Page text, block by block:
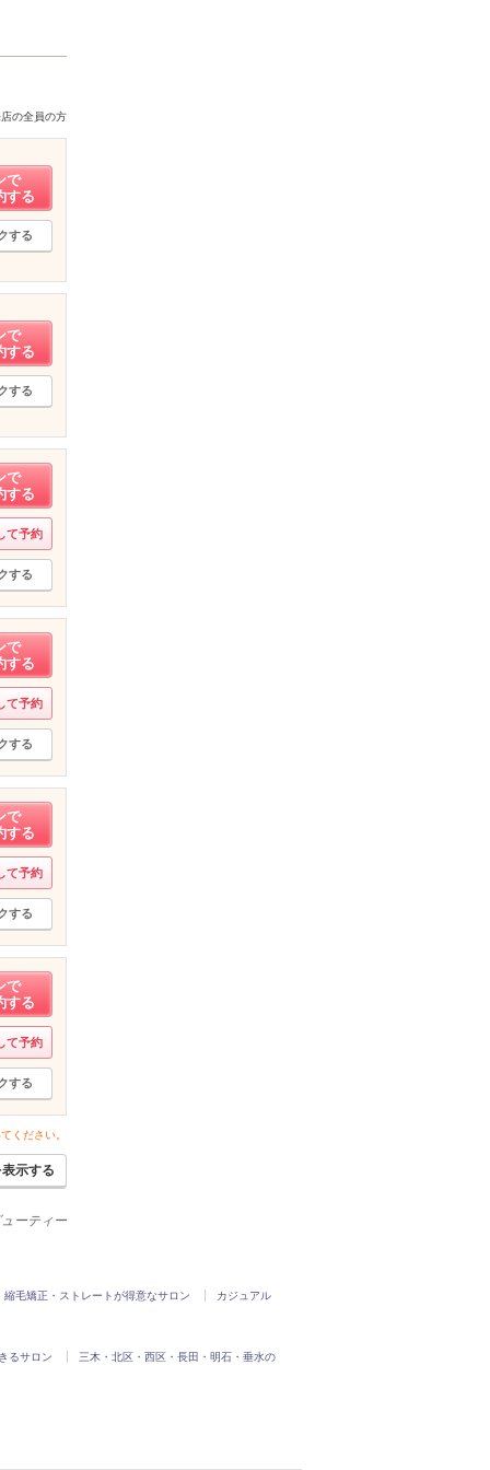
の全員の方
で
する
する
で
する
する
で
する
て予約
する
で
する
て予約
する
で
する
て予約
する
で
する
て予約
する
ください。
示する
ーティー
縮毛矯正・ストレートが得意なサロン
カジュアル
るサロン
三木・北区・西区・長田・明石・垂水の